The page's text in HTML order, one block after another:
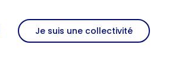
Je suis une collectivité